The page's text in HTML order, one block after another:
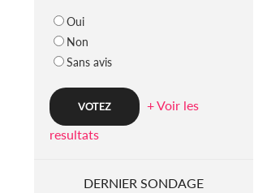
Oui
Non
Sans avis
+ Voir les
resultats
DERNIER SONDAGE